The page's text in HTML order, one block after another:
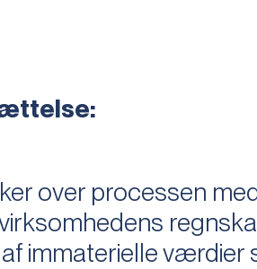
over processen
immaterielle